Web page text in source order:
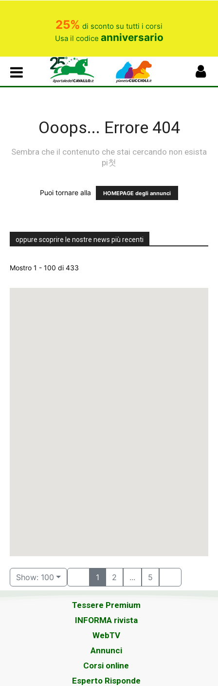
25% di sconto su tutti i corsi
Usa il codice anniversario
Ooops... Errore 404
Sembra che il contenuto che stai cercando non esista
pi첫
Puoi tornare alla HOMEPAGE degli annunci
oppure scoprire le nostre news più recenti
Mostro 1 - 100 di 433
Show: 100 1 2 ... 5
Tessere Premium
INFORMA rivista
WebTV
Annunci
Corsi online
Esperto Risponde